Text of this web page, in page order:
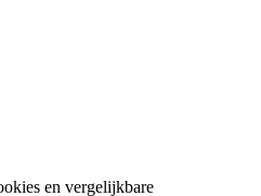
en vergelijkbare